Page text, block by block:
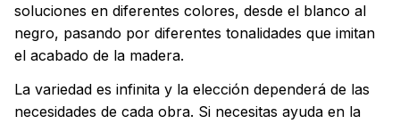
soluciones en diferentes colores, desde el blanco al
negro, pasando por diferentes tonalidades que imitan
el acabado de la madera.
La variedad es infinita y la elección dependerá de las
necesidades de cada obra. Si necesitas ayuda en la